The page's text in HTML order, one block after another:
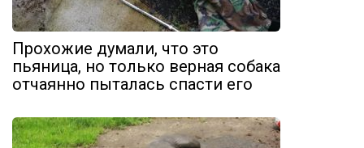
Прохожие думали, что это
пьяница, но только верная собака
отчаянно пыталась спасти его